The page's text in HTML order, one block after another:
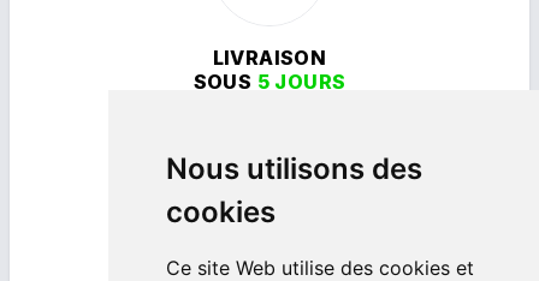
Nous utilisons des
cookies
Ce site Web utilise des cookies et
LIVRAISON
SOUS 5 JOURS
en toute sérénité